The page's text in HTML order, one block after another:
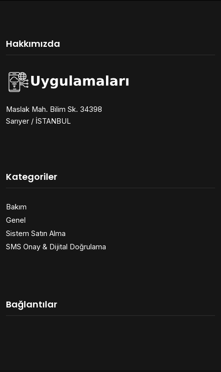
Hakkımızda
Maslak Mah. Bilim Sk. 34398
Sarıyer / İSTANBUL
Kategoriler
Bakım
Genel
Sistem Satın Alma
SMS Onay & Dijital Doğrulama
Bağlantılar